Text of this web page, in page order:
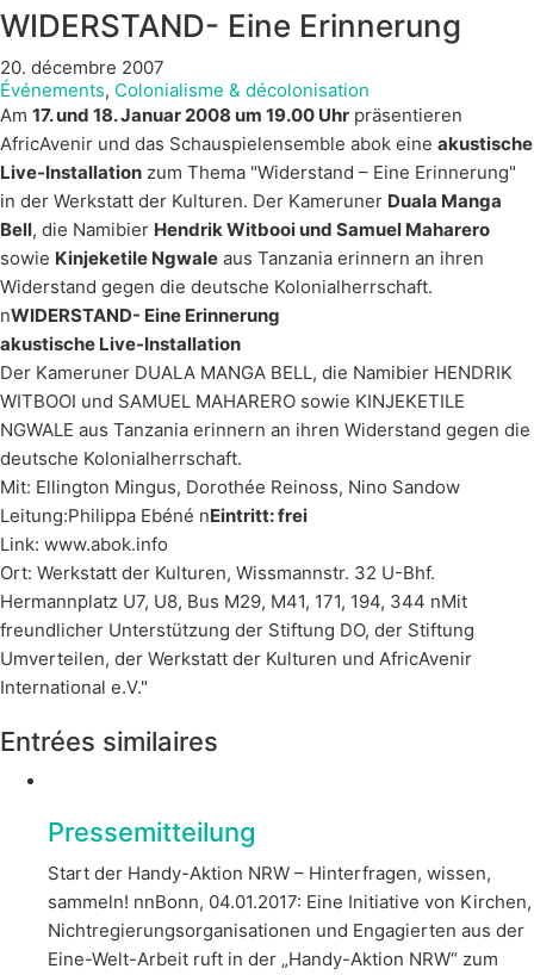
WIDERSTAND- Eine Erinnerung
20. décembre 2007
Événements, Colonialisme & décolonisation
Am 17. und 18. Januar 2008 um 19.00 Uhr präsentieren
AfricAvenir und das Schauspielensemble abok eine akustische
Live-Installation zum Thema "Widerstand – Eine Erinnerung"
in der Werkstatt der Kulturen. Der Kameruner Duala Manga
Bell, die Namibier Hendrik Witbooi und Samuel Maharero
sowie Kinjeketile Ngwale aus Tanzania erinnern an ihren
Widerstand gegen die deutsche Kolonialherrschaft.
nWIDERSTAND- Eine Erinnerung
akustische Live-Installation
Der Kameruner DUALA MANGA BELL, die Namibier HENDRIK
WITBOOI und SAMUEL MAHARERO sowie KINJEKETILE
NGWALE aus Tanzania erinnern an ihren Widerstand gegen die
deutsche Kolonialherrschaft.
Mit: Ellington Mingus, Dorothée Reinoss, Nino Sandow
Leitung:Philippa Ebéné nEintritt: frei
Link: www.abok.info
Ort: Werkstatt der Kulturen, Wissmannstr. 32 U-Bhf.
Hermannplatz U7, U8, Bus M29, M41, 171, 194, 344 nMit
freundlicher Unterstützung der Stiftung DO, der Stiftung
Umverteilen, der Werkstatt der Kulturen und AfricAvenir
International e.V."
Entrées similaires
Pressemitteilung
Start der Handy-Aktion NRW – Hinterfragen, wissen,
sammeln! nnBonn, 04.01.2017: Eine Initiative von Kirchen,
Nichtregierungsorganisationen und Engagierten aus der
Eine-Welt-Arbeit ruft in der „Handy-Aktion NRW“ zum